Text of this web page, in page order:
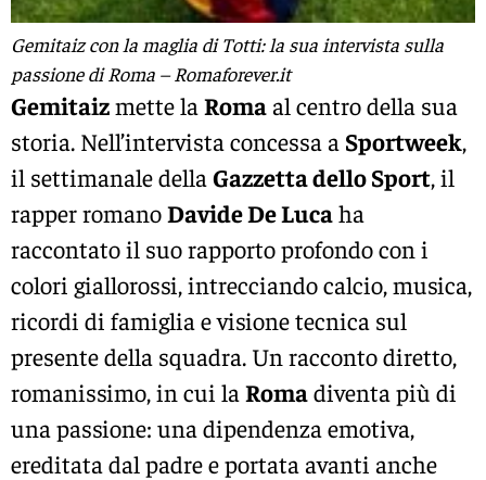
Gemitaiz con la maglia di Totti: la sua intervista sulla
passione di Roma – Romaforever.it
Gemitaizmette la Romaal centro della sua
storia. Nell’intervista concessa a Sportweek,
il settimanale della Gazzetta dello Sport, il
rapper romanoDavide De Lucaha
raccontato il suo rapporto profondo con i
colori giallorossi, intrecciando calcio, musica,
ricordi di famiglia e visione tecnica sul
presente della squadra. Un racconto diretto,
romanissimo, in cui la Romadiventa più di
una passione: una dipendenza emotiva,
ereditata dal padre e portata avanti anche